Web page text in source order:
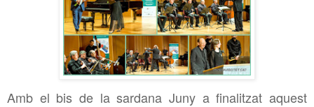
Amb el bis de la sardana Juny a finalitzat aquest